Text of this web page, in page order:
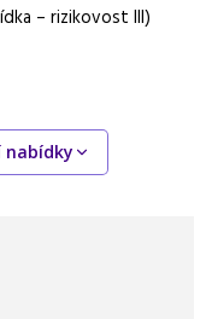
– rizikovost III)
nabídky